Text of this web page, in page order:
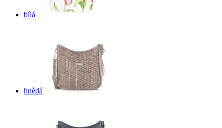
bílá
hnědá